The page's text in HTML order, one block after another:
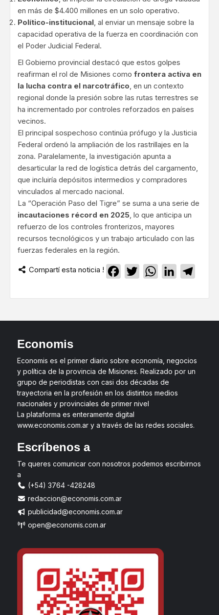
en más de $4.400 millones en un solo operativo.
Político-institucional, al enviar un mensaje sobre la
capacidad operativa de la fuerza en coordinación con
el Poder Judicial Federal.
El Gobierno provincial destacó que estos golpes
reafirman el rol de Misiones como frontera activa en
la lucha contra el narcotráfico, en un contexto
regional donde la presión sobre las rutas terrestres se
ha incrementado por controles reforzados en países
vecinos.
El principal sospechoso continúa prófugo y la Justicia
Federal ordenó la ampliación de los rastrillajes en la
zona. Paralelamente, la investigación apunta a
desarticular la red de logística detrás del cargamento,
que incluiría depósitos intermedios y compradores
vinculados al mercado nacional.
La “Operación Paso del Tigre” se suma a una serie de
incautaciones récord en 2025, lo que anticipa un
refuerzo de los controles fronterizos, mayores
recursos tecnológicos y un trabajo articulado con las
fuerzas federales en la región.
Compartí esta noticia ! Facebook
TwitterWhatsApp
LinkedIn
Economis
Economis es el primer diario sobre economía, negocios
y política de la provincia de Misiones. Realizado por un
grupo de periodistas con casi dos décadas de
trayectoria en la profesión en los distintos medios
nacionales y provinciales de primer nivel
La plataforma es enteramente digital
www.economis.com.ar y a través de las redes sociales.
Escríbenos a
Te queres comunicar con nosotros podemos escribirnos
a
(+54) 3764 -428248
redaccion@economis.com.ar
publicidad@economis.com.ar
open@economis.com.ar